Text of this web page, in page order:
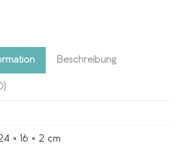
Beschreibung
× 16 × 2 cm